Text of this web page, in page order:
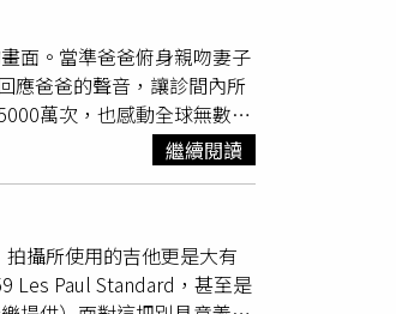
驗區，讓人一秒沉浸在倫
的品牌限量貼紙，不妨趁著
於今夏的時尚回憶。Draft
至星期日：下午3點至凌晨2
。來自熊本縣八代市的居
九州的居民」、「台灣真的
加油」、「我要 哭了，為什
去英國念肢體劇場，家裡
每天一直逼自己用英文對
不比故鄉熟悉花費又大，所
。（圖／侯世駿攝）這些年
早餐店和手搖飲店的工作，
：「那時候常常早上五點多
有姍儒來過店裡。」由於
我總是盡量多做一點事
時候，不要給大家帶來太
足。（圖／光年映畫提供）
面。當準爸爸俯身親吻妻子
應爸爸的聲音，讓診間內所
萬次，也感動全球無數網
）日前與丈夫一同前
一起迎接與寶寶見面的珍貴
期六快樂，妳餓了嗎？」
揚，疑似露出一抹笑容，
奮不已，不僅驚呼連連，
姊也立刻拿起手機，拍下超
繼續閱讀
攝所使用的吉他更是大有
Les Paul Standard，甚至是